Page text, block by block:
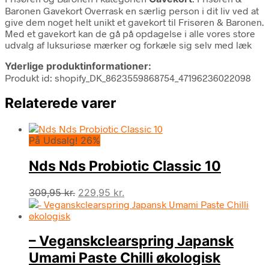
Baronen Gavekort Overrask en særlig person i dit liv ved at
give dem noget helt unikt et gavekort til Frisøren & Baronen.
Med et gavekort kan de gå på opdagelse i alle vores store
udvalg af luksuriøse mærker og forkæle sig selv med læk
Yderlige produktinformationer:
Produkt id: shopify_DK_8623559868754_47196236022098
Relaterede varer
På Udsalg! 26%
Nds Nds Probiotic Classic 10
309,95kr. Den
oprindelige
309,95 kr..
229,95 kr.
aktuelle
229,95 kr..
– Veganskclearspring Japansk
Umami Paste Chilli økologisk